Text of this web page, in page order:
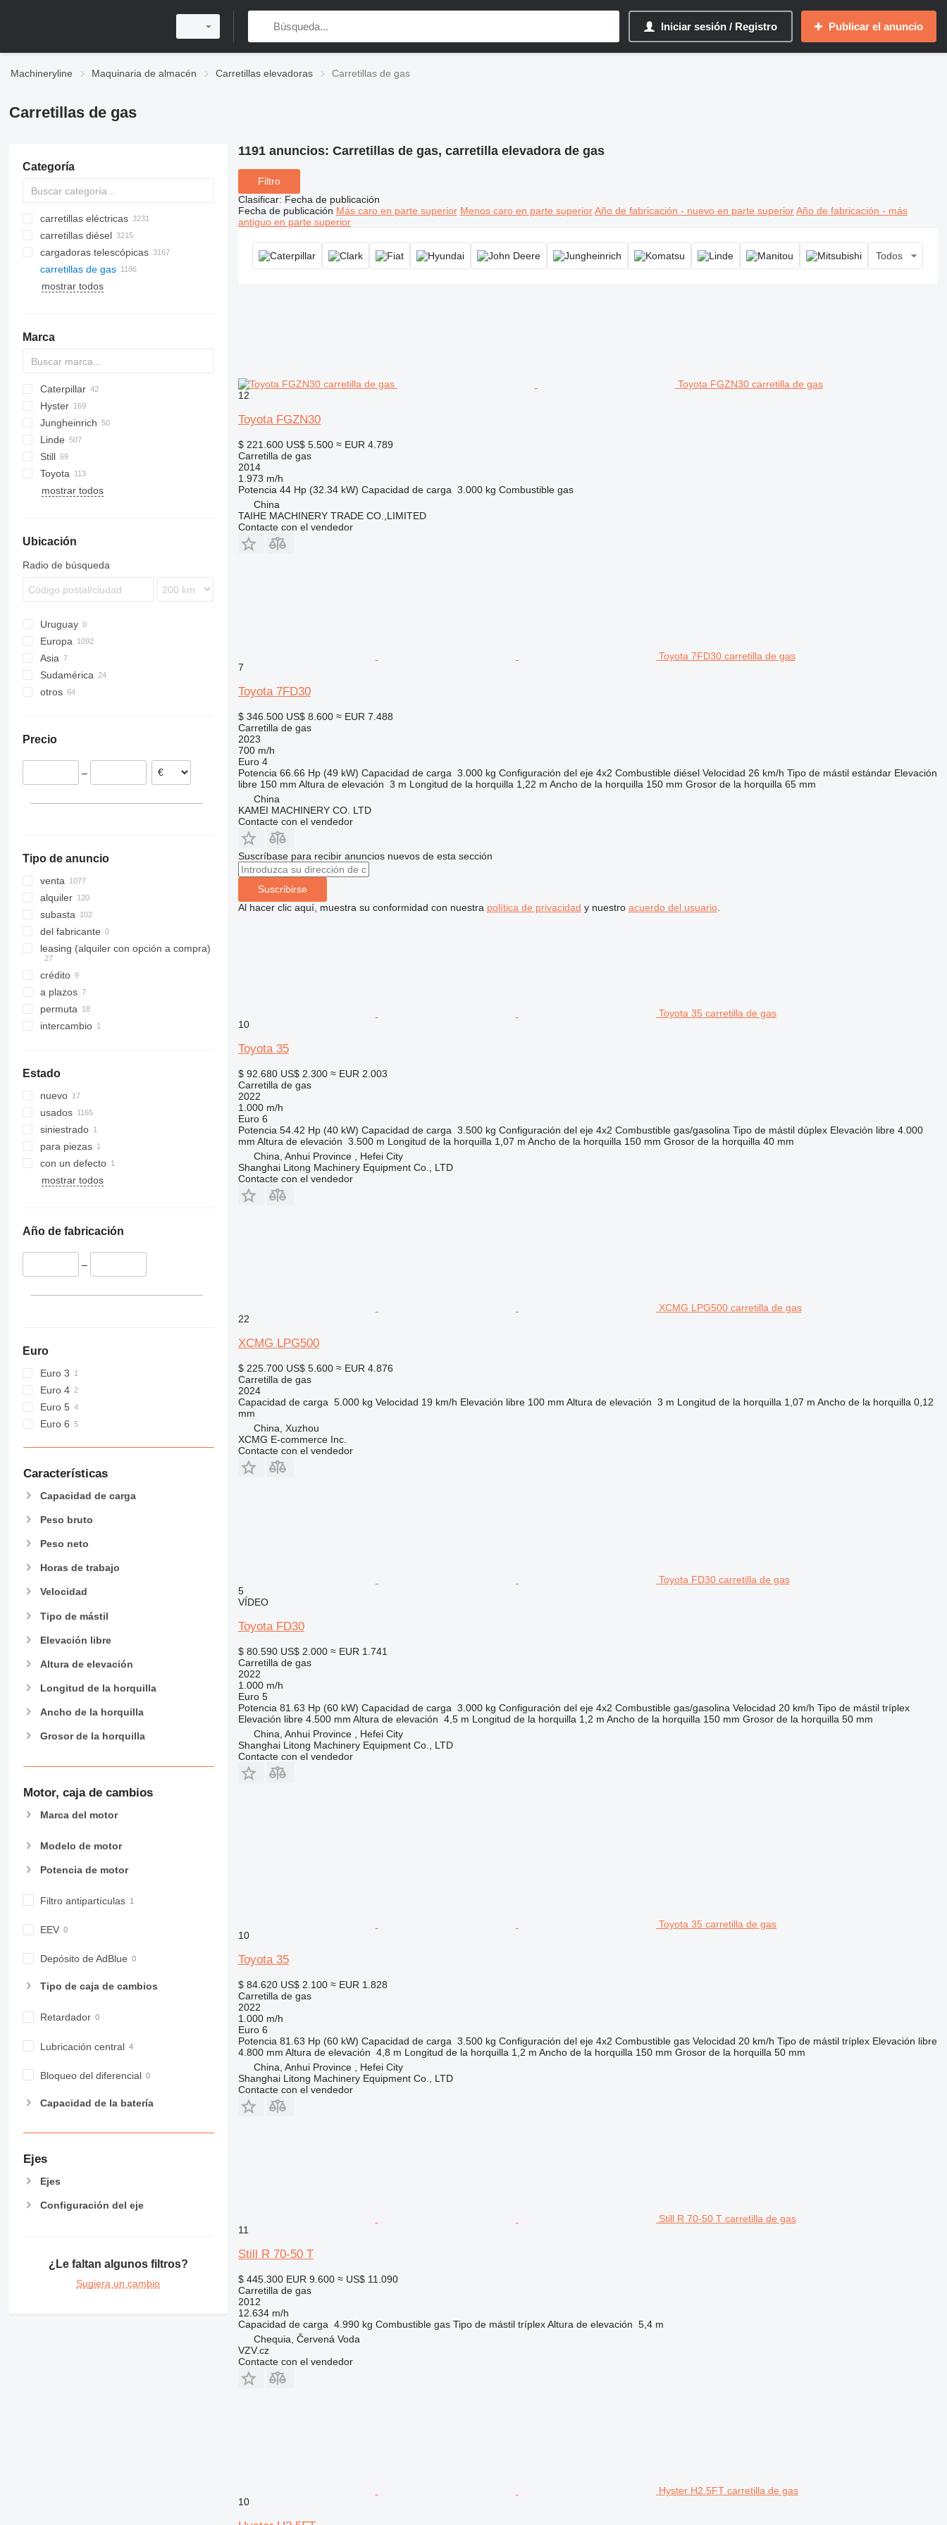
Iniciar sesión / Registro Publicar el anuncio
Machineryline Maquinaria de almacén Carretillas elevadoras Carretillas de gas
Carretillas de gas
Categoría
carretillas eléctricas
carretillas diésel
cargadoras telescópicas
carretillas de gas
mostrar todos
Marca
GT
Caterpillar
GP
DRAGO
M-series
45
C-series
GPM
G-series
G-series
H-series
L-series
CPQD
CPQD
CPYD
Hyster
H-series
S-series
Jungheinrich
TFG
FG
Linde
E-series
H-series
T-series
MC
MI
MSI
FG
NT
FG
PD
PJ
KSB
KSL
CL
Still
R-series
RC
FG
FHG
FG
Toyota
2FG
7FD
8FG
DX
GDP
mostrar todos
Ubicación
Radio de búsqueda
Uruguay
Europa
Países Bajos
Polonia
España
Lituania
Asia
China
Emiratos Árabes Unidos
Sudamérica
Chile
otros
Precio
–
Tipo de anuncio
venta
alquiler
subasta
del fabricante
leasing (alquiler con opción a compra)
crédito
a plazos
permuta
intercambio
Estado
nuevo
usados
siniestrado
para piezas
con un defecto
mostrar todos
Año de fabricación
–
Euro
Euro 3
Euro 4
Euro 5
Euro 6
Características
Capacidad de carga
Peso bruto
Peso neto
Horas de trabajo
Velocidad
Tipo de mástil
Elevación libre
Altura de elevación
Longitud de la horquilla
Ancho de la horquilla
Grosor de la horquilla
Motor, caja de cambios
Marca del motor
Modelo de motor
Potencia de motor
Filtro antipartículas
EEV
Depósito de AdBlue
Tipo de caja de cambios
Retardador
Lubricación central
Bloqueo del diferencial
Capacidad de la batería
Ejes
Ejes
Configuración del eje
¿Le faltan algunos filtros?
Sugiera un cambio
1191 anuncios: Carretillas de gas, carretilla elevadora de gas
Filtro
Clasificar: Fecha de publicación
Fecha de publicación Más caro en parte superior Menos caro en parte superior Año de fabricación - nuevo en parte superior Año de fabricación - más
antiguo en parte superior
Todos
Toyota FGZN30 carretilla de gas
12
Toyota FGZN30
$ 221.600 US$ 5.500 ≈ EUR 4.789
Carretilla de gas
2014
1.973 m/h
Potencia 44 Hp (32.34 kW) Capacidad de carga 3.000 kg Combustible gas
China
TAIHE MACHINERY TRADE CO.,LIMITED
Contacte con el vendedor
Toyota 7FD30 carretilla de gas
7
Toyota 7FD30
$ 346.500 US$ 8.600 ≈ EUR 7.488
Carretilla de gas
2023
700 m/h
Euro 4
Potencia 66.66 Hp (49 kW) Capacidad de carga 3.000 kg Configuración del eje 4x2 Combustible diésel Velocidad 26 km/h Tipo de mástil estándar Elevación
libre 150 mm Altura de elevación 3 m Longitud de la horquilla 1,22 m Ancho de la horquilla 150 mm Grosor de la horquilla 65 mm
China
KAMEI MACHINERY CO. LTD
Contacte con el vendedor
Suscríbase para recibir anuncios nuevos de esta sección
Suscribirse
Al hacer clic aquí, muestra su conformidad con nuestra política de privacidad y nuestro acuerdo del usuario.
Toyota 35 carretilla de gas
10
Toyota 35
$ 92.680 US$ 2.300 ≈ EUR 2.003
Carretilla de gas
2022
1.000 m/h
Euro 6
Potencia 54.42 Hp (40 kW) Capacidad de carga 3.500 kg Configuración del eje 4x2 Combustible gas/gasolina Tipo de mástil dúplex Elevación libre 4.000
mm Altura de elevación 3.500 m Longitud de la horquilla 1,07 m Ancho de la horquilla 150 mm Grosor de la horquilla 40 mm
China, Anhui Province , Hefei City
Shanghai Litong Machinery Equipment Co., LTD
Contacte con el vendedor
XCMG LPG500 carretilla de gas
22
XCMG LPG500
$ 225.700 US$ 5.600 ≈ EUR 4.876
Carretilla de gas
2024
Capacidad de carga 5.000 kg Velocidad 19 km/h Elevación libre 100 mm Altura de elevación 3 m Longitud de la horquilla 1,07 m Ancho de la horquilla 0,12
mm
China, Xuzhou
XCMG E-commerce Inc.
Contacte con el vendedor
Toyota FD30 carretilla de gas
5
VÍDEO
Toyota FD30
$ 80.590 US$ 2.000 ≈ EUR 1.741
Carretilla de gas
2022
1.000 m/h
Euro 5
Potencia 81.63 Hp (60 kW) Capacidad de carga 3.000 kg Configuración del eje 4x2 Combustible gas/gasolina Velocidad 20 km/h Tipo de mástil tríplex
Elevación libre 4.500 mm Altura de elevación 4,5 m Longitud de la horquilla 1,2 m Ancho de la horquilla 150 mm Grosor de la horquilla 50 mm
China, Anhui Province , Hefei City
Shanghai Litong Machinery Equipment Co., LTD
Contacte con el vendedor
Toyota 35 carretilla de gas
10
Toyota 35
$ 84.620 US$ 2.100 ≈ EUR 1.828
Carretilla de gas
2022
1.000 m/h
Euro 6
Potencia 81.63 Hp (60 kW) Capacidad de carga 3.500 kg Configuración del eje 4x2 Combustible gas Velocidad 20 km/h Tipo de mástil tríplex Elevación libre
4.800 mm Altura de elevación 4,8 m Longitud de la horquilla 1,2 m Ancho de la horquilla 150 mm Grosor de la horquilla 50 mm
China, Anhui Province , Hefei City
Shanghai Litong Machinery Equipment Co., LTD
Contacte con el vendedor
Still R 70-50 T carretilla de gas
11
Still R 70-50 T
$ 445.300 EUR 9.600 ≈ US$ 11.090
Carretilla de gas
2012
12.634 m/h
Capacidad de carga 4.990 kg Combustible gas Tipo de mástil tríplex Altura de elevación 5,4 m
Chequia, Červená Voda
VZV.cz
Contacte con el vendedor
Hyster H2.5FT carretilla de gas
10